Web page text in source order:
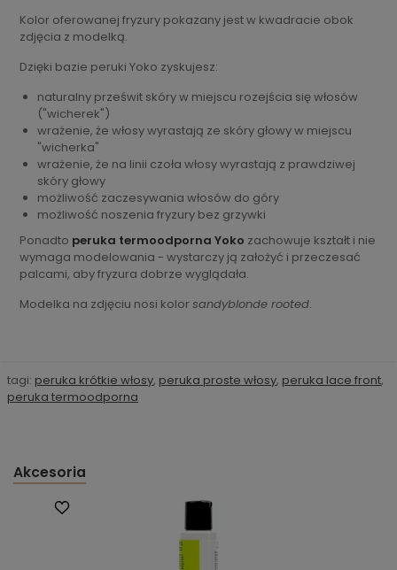
Kolor oferowanej fryzury pokazany jest w kwadracie obok
zdjęcia z modelką.
Dzięki bazie peruki Yoko zyskujesz:
naturalny prześwit skóry w miejscu rozejścia się włosów
("wicherek")
wrażenie, że włosy wyrastają ze skóry głowy w miejscu
"wicherka"
wrażenie, że na linii czoła włosy wyrastają z prawdziwej
skóry głowy
możliwość zaczesywania włosów do góry
możliwość noszenia fryzury bez grzywki
Ponadto peruka termoodporna Yoko zachowuje kształt i nie
wymaga modelowania - wystarczy ją założyć i przeczesać
palcami, aby fryzura dobrze wyglądała.
Modelka na zdjęciu nosi kolor sandyblonde rooted.
tagi: peruka krótkie włosy, peruka proste włosy, peruka lace front,
peruka termoodporna
Akcesoria